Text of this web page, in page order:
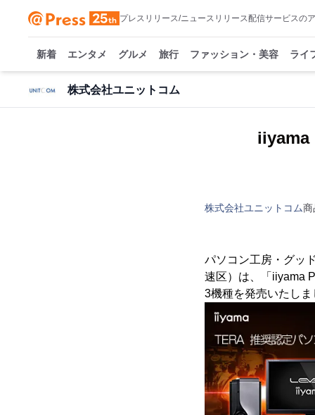
プレスリリース/ニュースリリース配信サービスの
新着 エンタメ グルメ 旅行 ファッション・美容 ライ
株式会社ユニットコム
iiyama
株式会社ユニットコム商
パソコン工房・グッ
速区）は、「iiyama
3機種を発売いたしま